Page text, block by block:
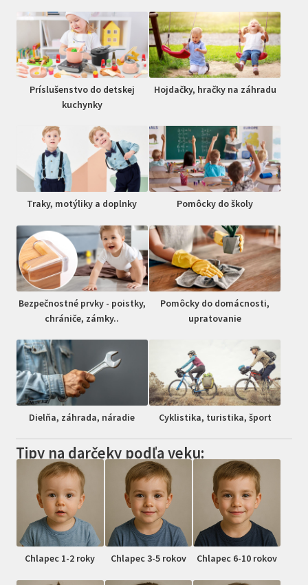
Príslušenstvo do detskej
kuchynky
Hojdačky, hračky na záhradu
Traky, motýliky a doplnky Pomôcky do školy
Bezpečnostné prvky - poistky,
chrániče, zámky..
Pomôcky do domácnosti,
upratovanie
Dielňa, záhrada, náradie Cyklistika, turistika, šport
Tipy na darčeky podľa veku:
Chlapec 1-2 roky Chlapec 3-5 rokov Chlapec 6-10 rokov